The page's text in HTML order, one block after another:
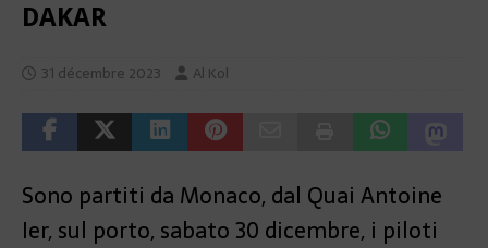
DAKAR
31 décembre 2023 Al Kol
Sono partiti da Monaco, dal Quai Antoine
Ier, sul porto, sabato 30 dicembre, i piloti